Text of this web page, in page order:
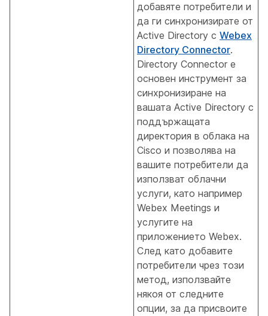
добавяте потребители и
да ги синхронизирате от
Active Directory с Webex
Directory Connector.
Directory Connector е
основен инструмент за
синхронизиране на
вашата Active Directory с
поддържащата
директория в облака на
Cisco и позволява на
вашите потребители да
използват облачни
услуги, като например
Webex Meetings и
услугите на
приложението Webex.
След като добавите
потребители чрез този
метод, използвайте
някоя от следните
опции, за да присвоите